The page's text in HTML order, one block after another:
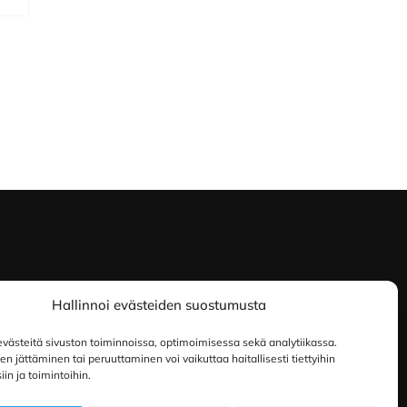
Hallinnoi evästeiden suostumusta
sivuston toiminnoissa, optimoimisessa sekä analytiikassa.
jättäminen tai peruuttaminen voi vaikuttaa haitallisesti tiettyihin
ja toimintoihin.